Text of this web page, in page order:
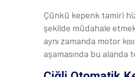
Çünkü kepenk tamiri
şekilde müdahale
aynı zamanda motor
aşamasında bu